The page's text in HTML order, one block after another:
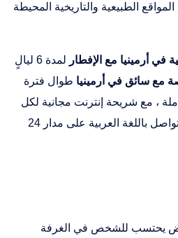
الطبيعية والتاريخية المحيطة
في أرمينيا مع الإفطار لمدة 6 ليالٍ
مع سائق في أرمينيا طوال فترة
، مع شريحة إنترنت مجانية لكل
، وخدمة عملاء ودعم متواصل باللغة العربية على مدار 24
يحتسب للشخص في الغرفة